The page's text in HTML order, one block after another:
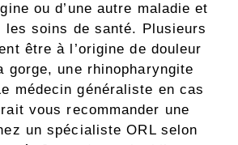
ou d’une autre maladie et
soins de santé. Plusieurs
être à l’origine de douleur
gorge, une rhinopharyngite
médecin généraliste en cas
vous recommander une
un spécialiste ORL selon